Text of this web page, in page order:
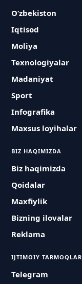
O‘zbekiston
Iqtisod
Moliya
Texnologiyalar
Madaniyat
Sport
Infografika
Maxsus loyihalar
BIZ HAQIMIZDA
Biz haqimizda
Qoidalar
Maxfiylik
Bizning ilovalar
Reklama
IJTIMOIY TARMOQLAR
Telegram